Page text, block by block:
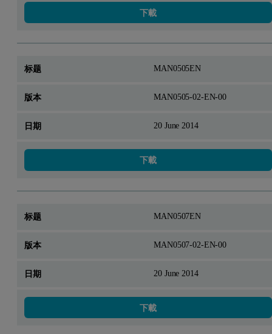
下載
MAN0505EN
MAN0505-02-EN-00
20 June 2014
下載
MAN0507EN
MAN0507-02-EN-00
20 June 2014
下載